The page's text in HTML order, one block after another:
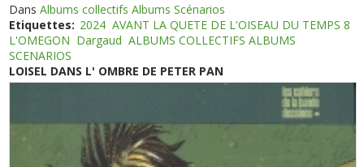
DansAlbums collectifs Albums Scénarios
Etiquettes: 2024 AVANT LA QUETE DE L'OISEAU DU TEMPS 8
L'OMEGON Dargaud ALBUMS COLLECTIFS ALBUMS
SCENARIOS
LOISEL DANS L' OMBRE DE PETER PAN